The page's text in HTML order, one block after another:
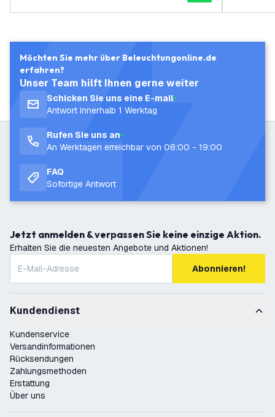
Möchten Sie mehr über Beleuchtungonline.de
erfahren?
Unser Team hilft Ihnen gerne weiter
Schicken Sie uns eine E-mail
Antwort innerhalb 1 Werktag
Rufen Sie uns an
An Werktagen erreichbar von 08:00 - 19:00
FAQ
Sofortige Antwort
Jetzt anmelden & verpassen Sie keine einzige Aktion.
Erhalten Sie die neuesten Angebote und Aktionen!
Abonnieren!
Kundendienst
Kundenservice
Versandinformationen
Rücksendungen
Zahlungsmethoden
Erstattung
Über uns